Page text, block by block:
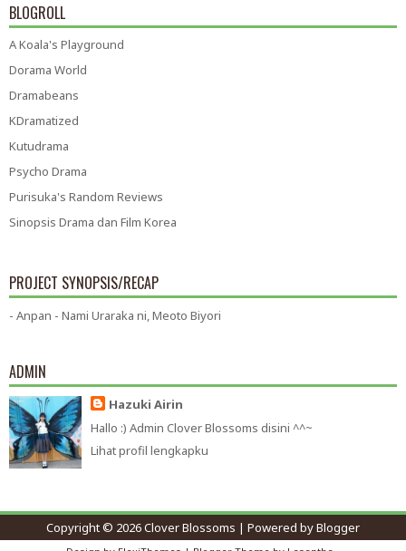
BLOGROLL
A Koala's Playground
Dorama World
Dramabeans
KDramatized
Kutudrama
Psycho Drama
Purisuka's Random Reviews
Sinopsis Drama dan Film Korea
PROJECT SYNOPSIS/RECAP
- Anpan - Nami Uraraka ni, Meoto Biyori
ADMIN
Hazuki Airin
Hallo :) Admin Clover Blossoms disini ^^~
Lihat profil lengkapku
Copyright © 2026Clover Blossoms | Powered byBlogger